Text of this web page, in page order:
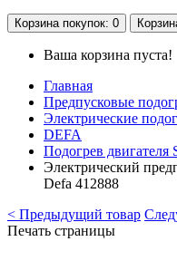
Корзина покупок: 0
Ваша корзина пуста!
Главная
Предпусковые
Электрические
DEFA
Подогрев двигателя
Электрический
Defa 412888
< Предыдущий товар
Печать страницы